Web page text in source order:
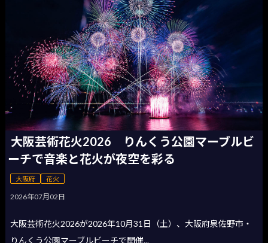
大阪芸術花火2026 りんくう公園マーブルビ
ーチで音楽と花火が夜空を彩る
大阪府 花火
2026年07月02日
大阪芸術花火2026が2026年10月31日（土）、大阪府泉佐野市・
りんくう公園マーブルビーチで開催...